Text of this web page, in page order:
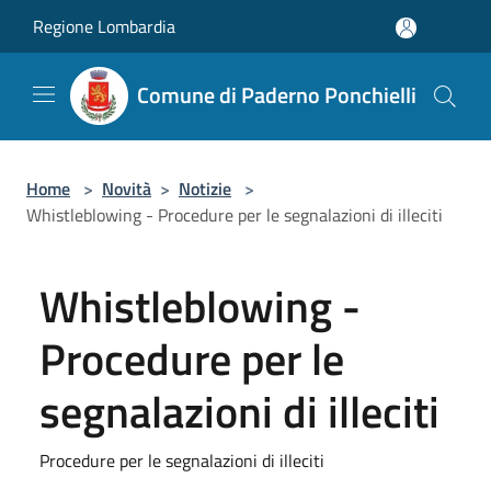
Regione Lombardia
Comune di Paderno Ponchielli
Home > Novità > Notizie >
Whistleblowing - Procedure per le segnalazioni di illeciti
Whistleblowing -
Procedure per le
segnalazioni di illeciti
Procedure per le segnalazioni di illeciti